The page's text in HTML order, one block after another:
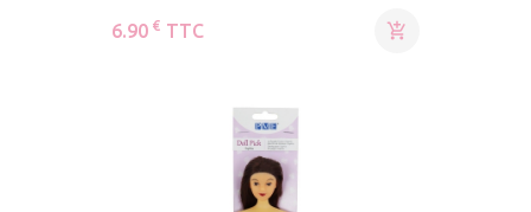
6.90 € TTC 